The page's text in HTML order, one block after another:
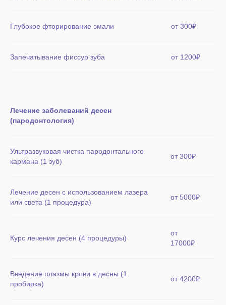
Глубокое фторирование эмали от 300₽
Запечатывание фиссур зуба от 1200₽
Лечение заболеваний десен
(пародонтология)
Ультразвуковая чистка пародонтального
кармана (1 зуб)
от 300₽
Лечение десен с использованием лазера
или света (1 процедура)
от 5000₽
Курс лечения десен (4 процедуры)
от
17000₽
Введение плазмы крови в десны (1
пробирка)
от 4200₽